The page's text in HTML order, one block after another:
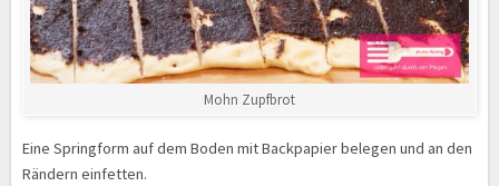
Mohn Zupfbrot
Eine Springform auf dem Boden mit Backpapier belegen und an den
Rändern einfetten.